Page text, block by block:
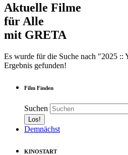
Aktuelle Filme
für Alle
mit GRETA
Es wurde für die Suche nach "2025 ::
Ergebnis gefunden!
Film Finden
Suchen
Demnächst
KINOSTART